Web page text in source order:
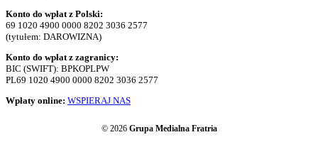
Konto do wpłat z Polski:
69 1020 4900 0000 8202 3036 2577
(tytułem: DAROWIZNA)
Konto do wpłat z zagranicy:
BIC (SWIFT): BPKOPLPW
PL69 1020 4900 0000 8202 3036 2577
Wpłaty online: WSPIERAJ NAS
© 2026 Grupa Medialna Fratria